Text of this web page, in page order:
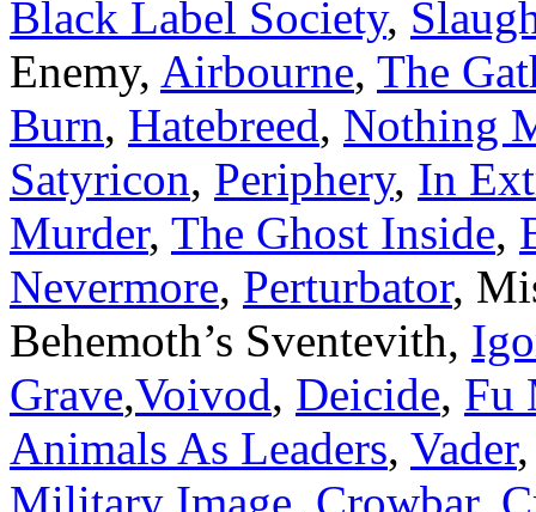
Black Label Society,
Enemy, Airbourne, The
Burn, Hatebreed, Nothing
Satyricon, Periphery, In
Murder, The Ghost Inside,
Nevermore, Perturbator,
Behemoth’s Sventevith,
Grave,Voivod, Deicide, Fu
Animals As Leaders, Vader
Military Image, Crowbar,